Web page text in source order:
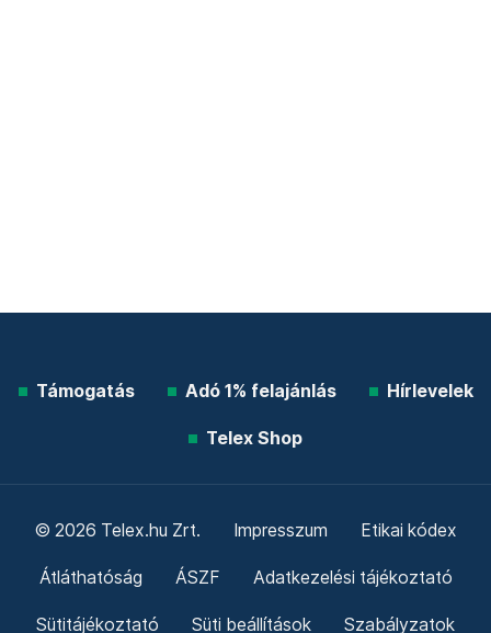
Támogatás Adó 1% felajánlás Hírlevelek
Telex Shop
© 2026 Telex.hu Zrt. Impresszum Etikai kódex
Átláthatóság ÁSZF Adatkezelési tájékoztató
Sütitájékoztató Süti beállítások Szabályzatok